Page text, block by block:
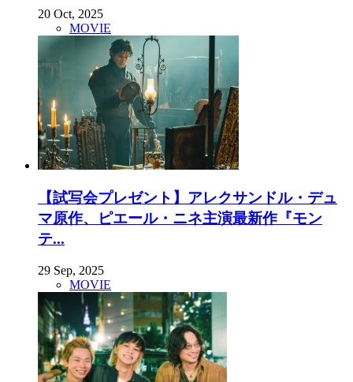
20 Oct, 2025
MOVIE
【試写会プレゼント】アレクサンドル・デュ
マ原作、ピエール・ニネ主演最新作『モン
テ...
29 Sep, 2025
MOVIE